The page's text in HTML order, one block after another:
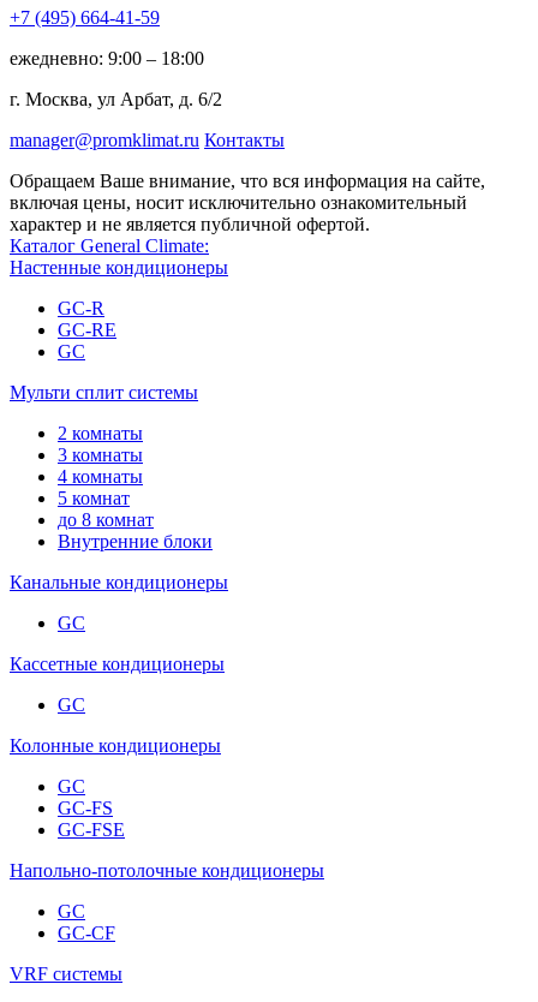
+7 (495) 664-41-59
ежедневно: 9:00 – 18:00
г. Москва, ул Арбат, д. 6/2
manager@promklimat.ru Контакты
Обращаем Ваше внимание, что вся информация на сайте,
включая цены, носит исключительно ознакомительный
характер и не является публичной офертой.
Каталог General Climate:
Настенные кондиционеры
GC-R
GC-RE
GC
Мульти сплит системы
2 комнаты
3 комнаты
4 комнаты
5 комнат
до 8 комнат
Внутренние блоки
Канальные кондиционеры
GC
Кассетные кондиционеры
GC
Колонные кондиционеры
GC
GC-FS
GC-FSE
Напольно-потолочные кондиционеры
GC
GC-CF
VRF системы